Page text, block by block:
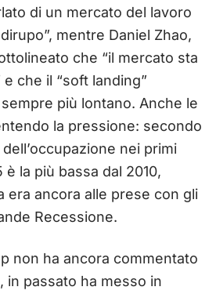
di un mercato del lavoro
mentre Daniel Zhao,
che “il mercato sta
che il “soft landing”
più lontano. Anche le
la pressione: secondo
nei primi
la più bassa dal 2010,
era ancora alle prese con gli
Recessione.
non ha ancora commentato
in passato ha messo in